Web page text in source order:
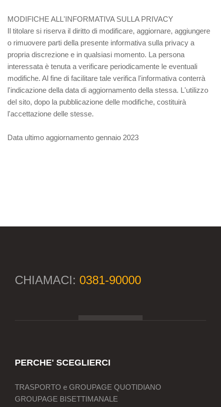
MODIFICHE ALL'INFORMATIVA SULLA PRIVACY
Il titolare si riserva il diritto di modificare, aggiornare, aggiungere
o rimuovere parti della presente informativa sulla privacy a
propria discrezione e in qualsiasi momento. La persona
interessata è tenuta a verificare periodicamente le eventuali
modifiche. Al fine di facilitare tale verifica l'informativa conterrà
l'indicazione della data di aggiornamento della stessa. L'utilizzo
del sito, dopo la pubblicazione delle modifiche, costituirà
l'accettazione delle stesse.
Data ultimo aggiornamento gennaio 2023
CHIAMACI: 0381-90000
PERCHE' SCEGLIERCI
TRASPORTO e GROUPAGE QUOTIDIANO
GROUPAGE BISETTIMANALE